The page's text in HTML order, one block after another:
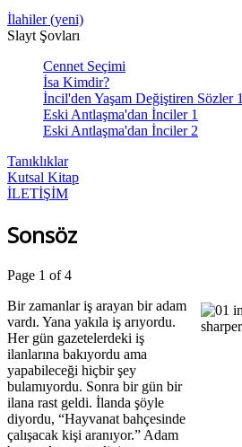
İlahiler (yeni)
Slayt Şovları
Cennet Seçimi
İsa Kimdir?
İncil'den Yaşam Değiştiren Sözler 1
Eski Antlaşma'dan İnciler 1
Eski Antlaşma'dan İnciler 2
Tanıklıklar
Kutsal Kitap
İLETİŞİM
Sonsöz
Page 1 of 4
Bir zamanlar iş arayan bir adam
vardı. Yana yakıla iş arıyordu.
Her gün gazetelerdeki iş
ilanlarına bakıyordu ama
yapabileceği hiçbir şey
bulamıyordu. Sonra bir gün bir
ilana rast geldi. İlanda şöyle
diyordu, “Hayvanat bahçesinde
çalışacak kişi aranıyor.” Adam